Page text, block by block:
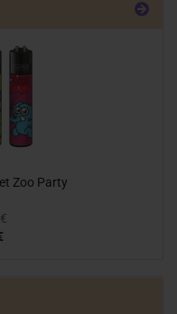
Zoo Party